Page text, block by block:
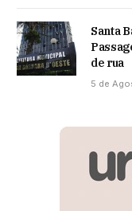
Santa
de rua
5 de